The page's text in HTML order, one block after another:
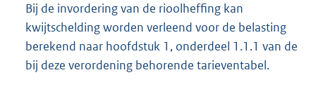
Bij de invordering van de rioolheffing kan
kwijtschelding worden verleend voor de belasting
berekend naar hoofdstuk 1, onderdeel 1.1.1 van de
bij deze verordening behorende tarieventabel.